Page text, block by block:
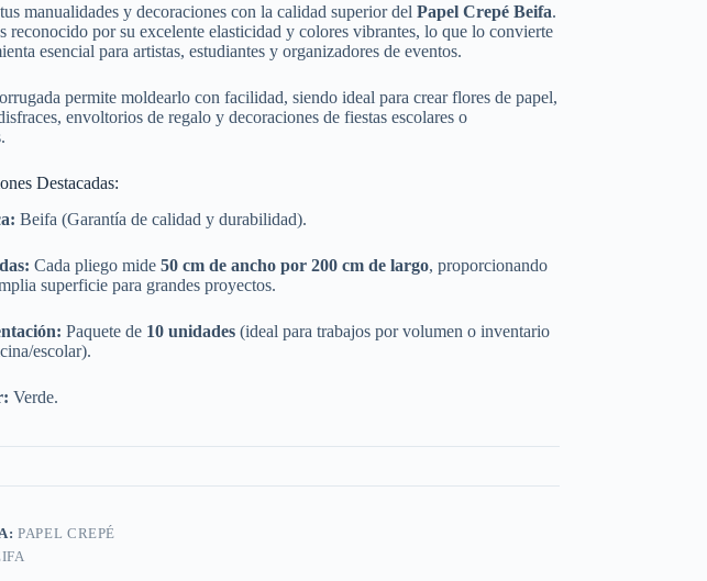
manualidades y decoraciones con la calidad superior del Papel Crepé Beifa.
reconocido por su excelente elasticidad y colores vibrantes, lo que lo convierte
esencial para artistas, estudiantes y organizadores de eventos.
permite moldearlo con facilidad, siendo ideal para crear flores de papel,
envoltorios de regalo y decoraciones de fiestas escolares o
Destacadas:
Beifa (Garantía de calidad y durabilidad).
Cada pliego mide 50 cm de ancho por 200 cm de largo, proporcionando
superficie para grandes proyectos.
Paquete de 10 unidades(ideal para trabajos por volumen o inventario
escolar).
Verde.
PAPEL CREPÉ